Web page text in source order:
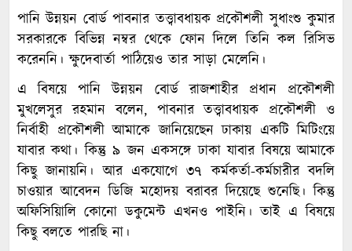
পানি উন্নয়ন বোর্ড পাবনার তত্ত্বাবধায়ক প্রকৌশলী সুধাংশু কুমার
সরকারকে বিভিন্ন নম্বর থেকে ফোন দিলে তিনি কল রিসিভ
করেননি। ক্ষুদেবার্তা পাঠিয়েও তার সাড়া মেলেনি।
এ বিষয়ে পানি উন্নয়ন বোর্ড রাজশাহীর প্রধান প্রকৌশলী
মুখলেসুর রহমান বলেন, পাবনার তত্ত্বাবধায়ক প্রকৌশলী ও
নির্বাহী প্রকৌশলী আমাকে জানিয়েছেন ঢাকায় একটি মিটিংয়ে
যাবার কথা। কিন্তু ৯ জন একসঙ্গে ঢাকা যাবার বিষয়ে আমাকে
কিছু জানায়নি। আর একযোগে ৩৭ কর্মকর্তা-কর্মচারীর বদলি
চাওয়ার আবেদন ডিজি মহোদয় বরাবর দিয়েছে শুনেছি। কিন্তু
অফিসিয়িালি কোনো ডকুমেন্ট এখনও পাইনি। তাই এ বিষয়ে
কিছু বলতে পারছি না।